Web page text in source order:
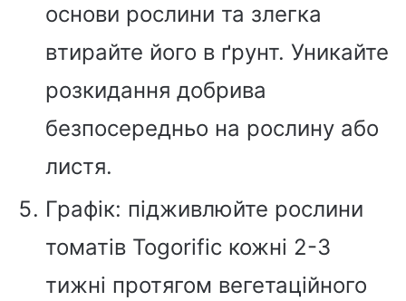
основи рослини та злегка
втирайте його в ґрунт. Уникайте
розкидання добрива
безпосередньо на рослину або
листя.
Графік: підживлюйте рослини
томатів Togorific кожні 2-3
тижні протягом вегетаційного